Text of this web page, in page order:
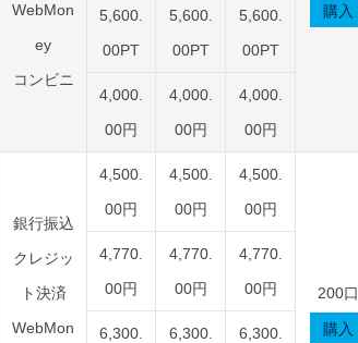
WebMon
ey
コンビニ
購入
5,600.
00PT
5,600.
00PT
5,600.
00PT
4,000.
00円
4,000.
00円
4,000.
00円
銀行振込
クレジッ
ト決済
WebMon
4,500.
00円
4,500.
00円
4,500.
00円
200口
購入
4,770.
00円
4,770.
00円
4,770.
00円
6,300.
6,300.
6,300.